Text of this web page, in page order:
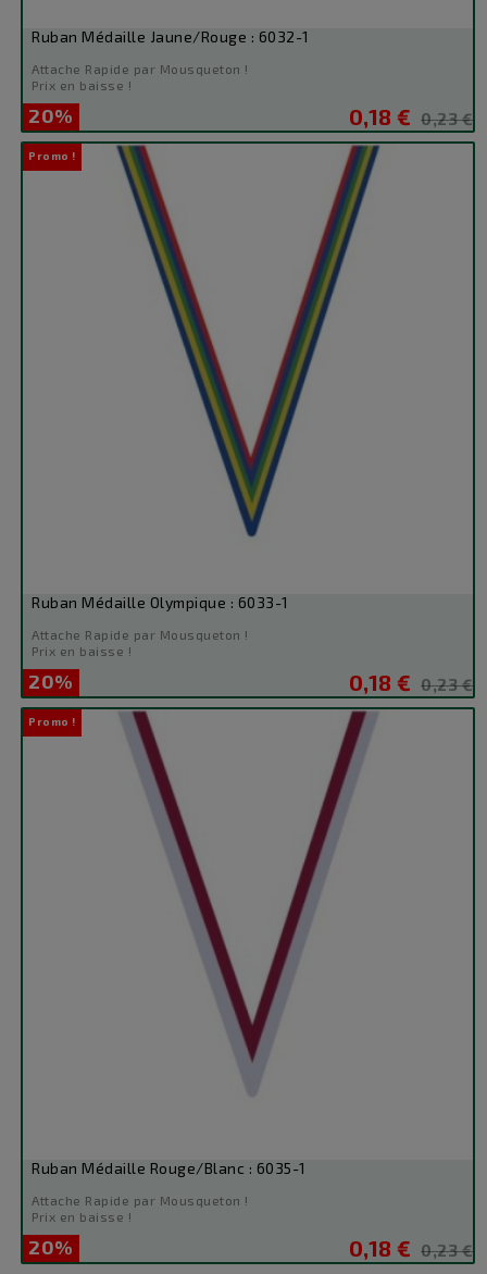
20%
Ruban Médaille Jaune/Rouge : 6032-1
Attache Rapide par Mousqueton !
Prix en baisse !
Prix
0,18 € Prix
de
0,23 €
Promo !
20%
Ruban Médaille Olympique : 6033-1
Attache Rapide par Mousqueton !
Prix en baisse !
Prix
0,18 € Prix
de
0,23 €
Promo !
20%
Ruban Médaille Rouge/Blanc : 6035-1
Attache Rapide par Mousqueton !
Prix en baisse !
Prix
0,18 € Prix
0,23 €